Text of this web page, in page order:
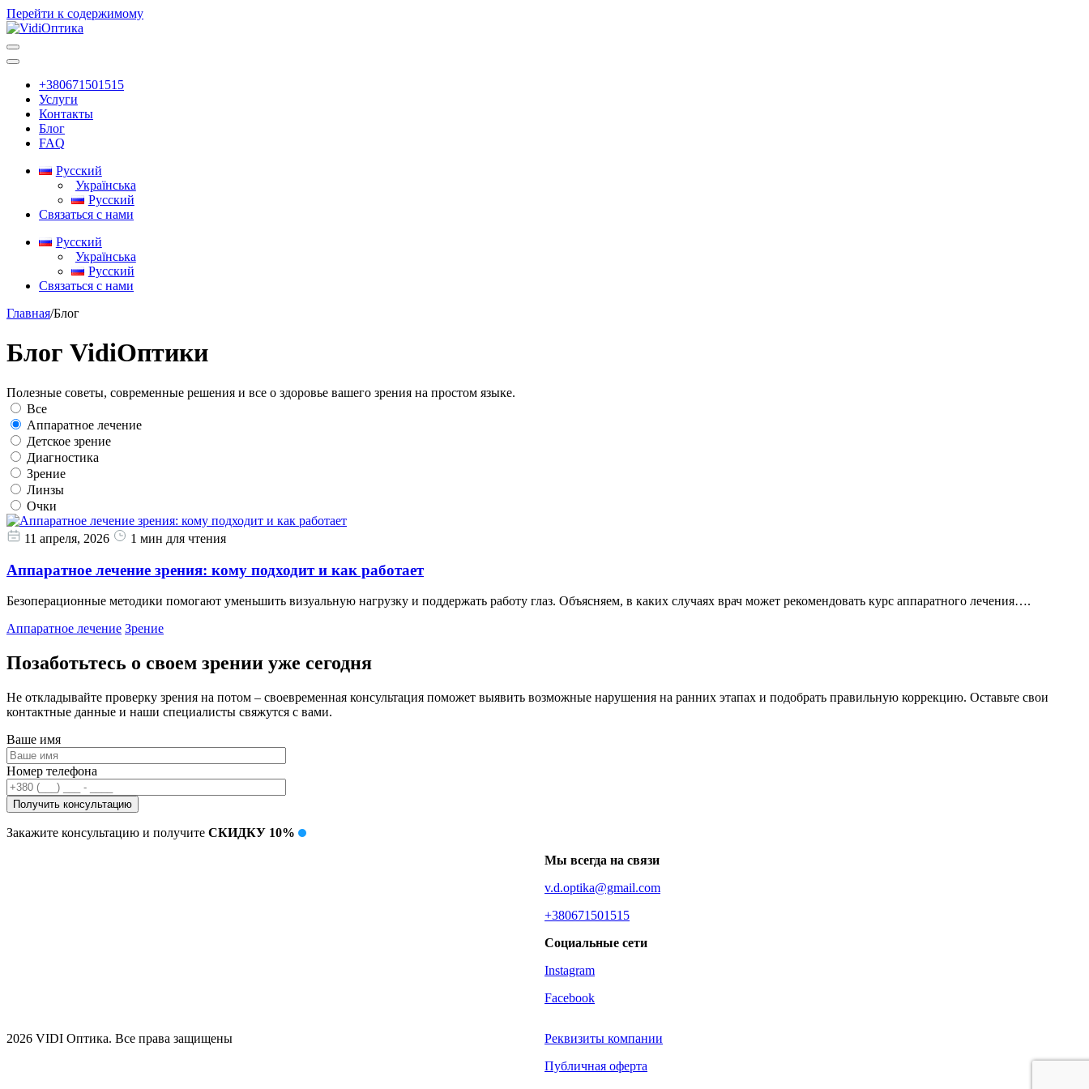
Перейти к содержимому
Основная
навигация
+380671501515
Услуги
Контакты
Блог
FAQ
Русский
Українська
Русский
Связаться с нами
Русский
Українська
Русский
Связаться с нами
Главная/Блог
Блог VidiОптики
Полезные советы, современные решения и все о здоровье вашего зрения на простом языке.
Все
Аппаратное лечение
Детское зрение
Диагностика
Зрение
Линзы
Очки
11 апреля, 2026 1 мин для чтения
Аппаратное лечение зрения: кому подходит и как работает
Безоперационные методики помогают уменьшить визуальную нагрузку и поддержать работу глаз. Объясняем, в каких случаях врач может рекомендовать курс аппаратного лечения….
Аппаратное лечение Зрение
Позаботьтесь о своем зрении уже сегодня
Не откладывайте проверку зрения на потом – своевременная консультация поможет выявить возможные нарушения на ранних этапах и подобрать правильную коррекцию. Оставьте свои
контактные данные и наши специалисты свяжутся с вами.
Ваше имя
Номер телефона
Закажите консультацию и получите СКИДКУ 10%
Мы всегда на связи
v.d.optika@gmail.com
+380671501515
Социальные сети
Instagram
Facebook
2026 VIDI Оптика. Все права защищены
Реквизиты компании
Публичная оферта